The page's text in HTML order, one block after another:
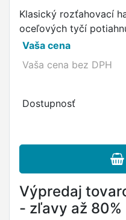
Klasický rozťahovací
oceľových tyčí
Vaša cena
Vaša cena bez DPH
Dostupnosť
Výpredaj
- zľavy až 80%